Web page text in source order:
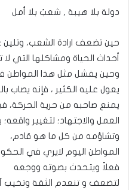
دولة بلا هيبة , شعبٌ بلا أمل
حين تضعف ارادة الشعب، وتلين
أحداث الحياة ومشاكلها التي
وحين يفشل مثل هذا المواطن
يعول عليه الكثير ، فإنه يصاب
يمنع صاحبه من حرية الحركة،
العمل والاجتهاد؛ لتغيير
وتشاؤمه من كل ما هو قادم،
المواطن اليوم لايري في
فعلاً ويتحدث بصوته ووجعه
لتضعف و تنعدم الثقة وتخيب